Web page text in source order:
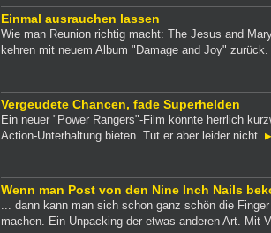
Einmal ausrauchen lassen
Wie man Reunion richtig macht: The Jesus and
kehren mit neuem Album "Damage and Joy"
Vergeudete Chancen, fade Superhelden
Ein neuer "Power Rangers"-Film könnte herrlich
Action-Unterhaltung bieten. Tut er aber leider nicht.
Wenn man Post von den Nine Inch Nails
... dann kann man sich schon ganz schön die
machen. Ein Unpacking der etwas anderen Art. Mit